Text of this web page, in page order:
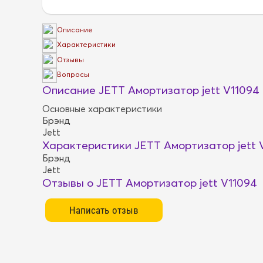
Описание
Характеристики
Отзывы
Вопросы
Описание JETT Амортизатор jett V11094
Основные характеристики
Брэнд
Jett
Характеристики JETT Амортизатор jett
Брэнд
Jett
Отзывы о JETT Амортизатор jett V11094